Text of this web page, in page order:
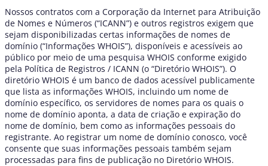
Nossos contratos com a Corporação da Internet para Atribuição
de Nomes e Números (“ICANN”) e outros registros exigem que
sejam disponibilizadas certas informações de nomes de
domínio (“Informações WHOIS”), disponíveis e acessíveis ao
público por meio de uma pesquisa WHOIS conforme exigido
pela Política de Registros / ICANN (o “Diretório WHOIS”). O
diretório WHOIS é um banco de dados acessível publicamente
que lista as informações WHOIS, incluindo um nome de
domínio específico, os servidores de nomes para os quais o
nome de domínio aponta, a data de criação e expiração do
nome de domínio, bem como as informações pessoais do
registrante. Ao registrar um nome de domínio conosco, você
consente que suas informações pessoais também sejam
processadas para fins de publicação no Diretório WHOIS.